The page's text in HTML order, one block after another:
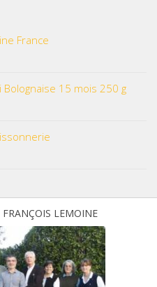
France
15 mois 250 g
LEMOINE